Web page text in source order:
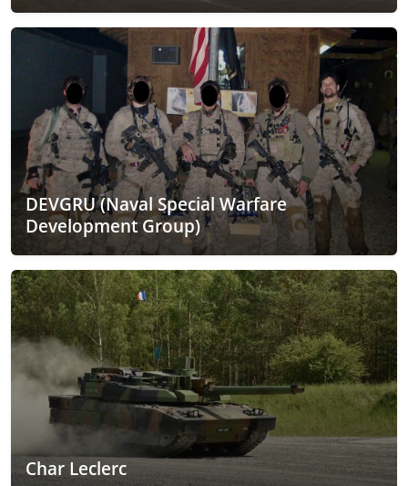
DEVGRU (Naval Special Warfare
Development Group)
Char Leclerc